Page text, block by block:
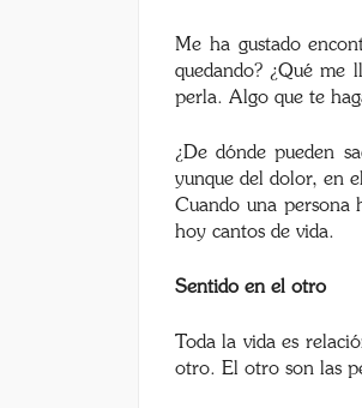
Me ha gustado
quedando? ¿Qué me
perla. Algo que te
¿De dónde pueden
yunque del dolor, en
Cuando una persona
hoy cantos de vida.
Sentido en el otro
Toda la vida es
otro. El otro son las